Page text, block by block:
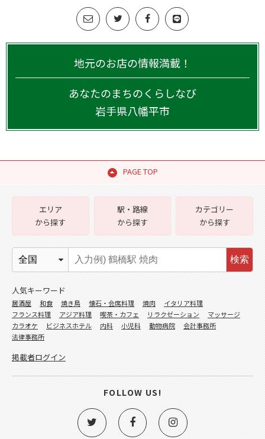
地元のお店の情報満載！
あなたのまちのくらしなび
岩手県八幡平市
PAGE TOP
エリア
から探す
駅・路線
から探す
カテゴリー
から探す
検索
人気キーワード
居酒屋 和食 焼き鳥 懐石・会席料理 焼肉
イタリア料理
フランス料理
アジア料理 喫茶・カフェ リラクゼーション
マッサージ
カラオケ
ビジネスホテル 内科 小児科 動物病院
会計事務所
法律事務所
掲載者ログイン
FOLLOW US!